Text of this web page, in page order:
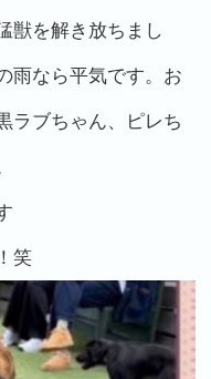
獣を解き放ちまし
雨なら平気です。お
ラブちゃん、ピレち
笑